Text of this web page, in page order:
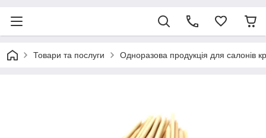
Товари та послуги Одноразова продукція для салонів